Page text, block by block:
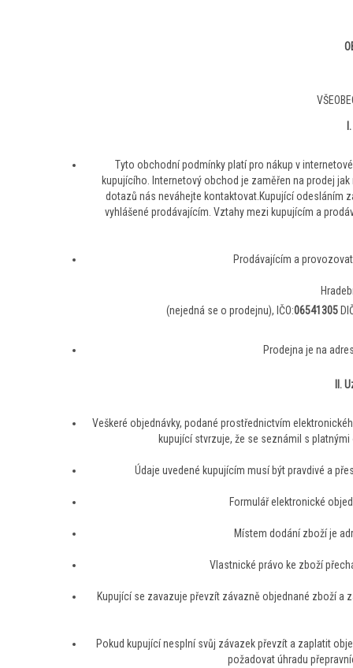
Tyto obchodní podmínky platí pro nákup v
kupujícího. Internetový obchod je zaměřen na prodej
dotazů nás neváhejte kontaktovat.Kupující odesláním
vyhlášené prodávajícím. Vztahy mezi kupujícím a
Prodávajícím a
(nejedná se o prodejnu), IČO:06541305
Prodejna je na
II.
Veškeré objednávky, podané prostřednictvím
kupující stvrzuje, že se seznámil s
Údaje uvedené kupujícím musí být pravdivé a
Formulář elektronické
Místem dodání zboží je
Vlastnické právo ke zboží
Kupující se zavazuje převzít závazně objednané zboží a
Pokud kupující nesplní svůj závazek převzít a zaplatit
požadovat úhradu